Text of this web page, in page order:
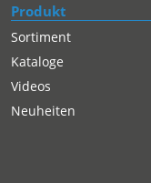
Produkt
Sortiment
Kataloge
Videos
Neuheiten